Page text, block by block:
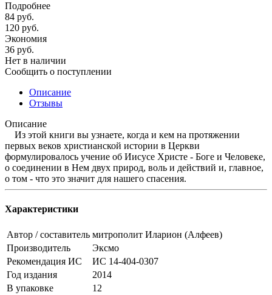
Подробнее
84 руб.
120 руб.
Экономия
36 руб.
Нет в наличии
Сообщить о поступлении
Описание
Отзывы
Описание
Из этой книги вы узнаете, когда и кем на протяжении
первых веков христианской истории в Церкви
формулировалось учение об Иисусе Христе - Боге и Человеке,
о соединении в Нем двух природ, воль и действий и, главное,
о том - что это значит для нашего спасения.
Характеристики
Автор / составитель митрополит Иларион (Алфеев)
Производитель
Эксмо
Рекомендация ИС
ИС 14-404-0307
Год издания
2014
В упаковке
12